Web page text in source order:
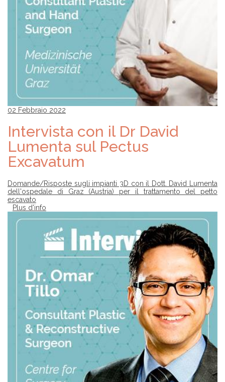
02 Febbraio 2022
Intervista con il Dr David
Lumenta sul Pectus
Excavatum
Domande/Risposte sugli impianti 3D con il Dott. David Lumenta
dell'ospedale di Graz (Austria) per il trattamento del petto
escavato
Plus d'info